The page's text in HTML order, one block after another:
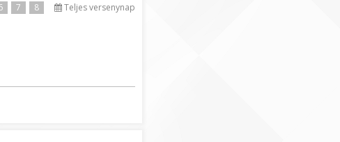
Teljes versenynap
7 8